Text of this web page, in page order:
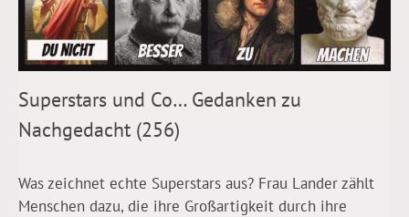
Superstars und Co… Gedanken zu
Nachgedacht (256)
Was zeichnet echte Superstars aus? Frau Lander zählt
Menschen dazu, die ihre Großartigkeit durch ihre